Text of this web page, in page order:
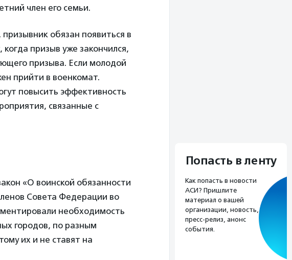
член его семьи.
обязан появиться в
призыв уже закончился,
призыва. Если молодой
прийти в военкомат.
повысить эффективность
связанные с
«О воинской обязанности
Совета Федерации во
необходимость
городов, по разным
их и не ставят на
Попасть в ленту
Как попасть в новости
АСИ? Пришлите
материал о вашей
организации, новость,
пресс-релиз, анонс
события.